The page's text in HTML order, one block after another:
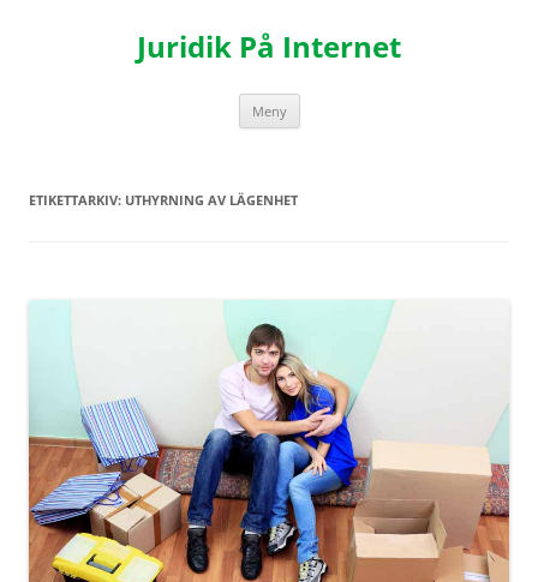
Juridik På Internet
Meny
ETIKETTARKIV: UTHYRNING AV LÄGENHET